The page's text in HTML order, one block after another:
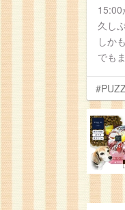
久し
しか
でも